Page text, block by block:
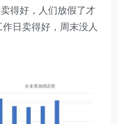
得好，人们放假了才
日卖得好，周末没人